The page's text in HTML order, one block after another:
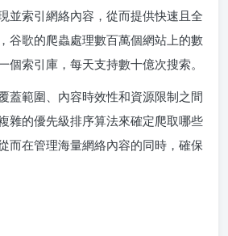
並索引網絡內容，從而提供快速且全
谷歌的爬蟲處理數百萬個網站上的數
個索引庫，每天支持數十億次搜索。
蓋範圍、內容時效性和資源限制之間
雜的優先級排序算法來確定爬取哪些
而在管理海量網絡內容的同時，確保